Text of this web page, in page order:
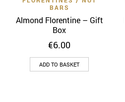
BARS
Almond Florentine – Gift
Box
€6.00
ADD TO BASKET